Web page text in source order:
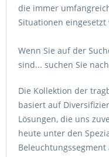
die immer
Situationen eingesetzt
Wenn Sie auf der
sind... suchen Sie
Die Kollektion der
basiert auf
Lösungen, die uns
heute unter den